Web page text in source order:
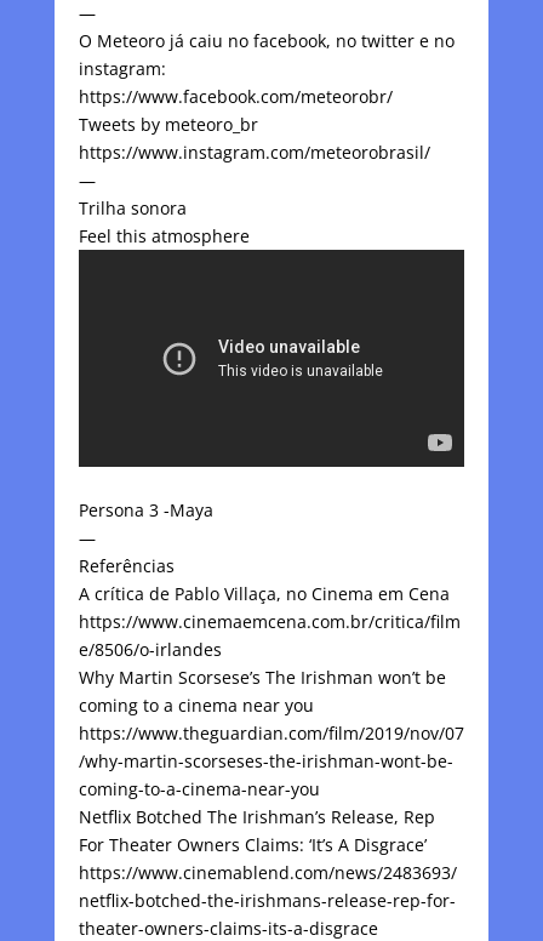
—
O Meteoro já caiu no facebook, no twitter e no
instagram:
https://www.facebook.com/meteorobr/
Tweets by meteoro_br
https://www.instagram.com/meteorobrasil/
—
Trilha sonora
Feel this atmosphere
Persona 3 -Maya
—
Referências
A crítica de Pablo Villaça, no Cinema em Cena
https://www.cinemaemcena.com.br/critica/film
e/8506/o-irlandes
Why Martin Scorsese’s The Irishman won’t be
coming to a cinema near you
https://www.theguardian.com/film/2019/nov/07
/why-martin-scorseses-the-irishman-wont-be-
coming-to-a-cinema-near-you
Netflix Botched The Irishman’s Release, Rep
For Theater Owners Claims: ‘It’s A Disgrace’
https://www.cinemablend.com/news/2483693/
netflix-botched-the-irishmans-release-rep-for-
theater-owners-claims-its-a-disgrace